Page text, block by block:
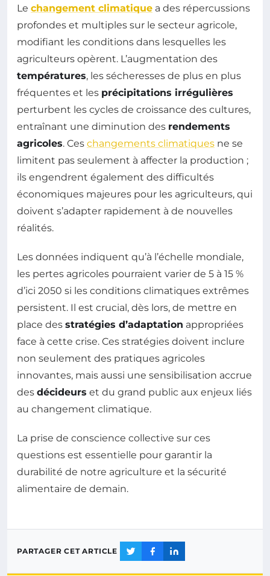
Le changement climatique a des répercussions
profondes et multiples sur le secteur agricole,
modifiant les conditions dans lesquelles les
agriculteurs opèrent. L’augmentation des
températures, les sécheresses de plus en plus
fréquentes et les précipitations irrégulières
perturbent les cycles de croissance des cultures,
entraînant une diminution des rendements
agricoles. Ces changements climatiques ne se
limitent pas seulement à affecter la production ;
ils engendrent également des difficultés
économiques majeures pour les agriculteurs, qui
doivent s’adapter rapidement à de nouvelles
réalités.
Les données indiquent qu’à l’échelle mondiale,
les pertes agricoles pourraient varier de 5 à 15 %
d’ici 2050 si les conditions climatiques extrêmes
persistent. Il est crucial, dès lors, de mettre en
place des stratégies d’adaptation appropriées
face à cette crise. Ces stratégies doivent inclure
non seulement des pratiques agricoles
innovantes, mais aussi une sensibilisation accrue
des décideurs et du grand public aux enjeux liés
au changement climatique.
La prise de conscience collective sur ces
questions est essentielle pour garantir la
durabilité de notre agriculture et la sécurité
alimentaire de demain.
PARTAGER CET ARTICLE